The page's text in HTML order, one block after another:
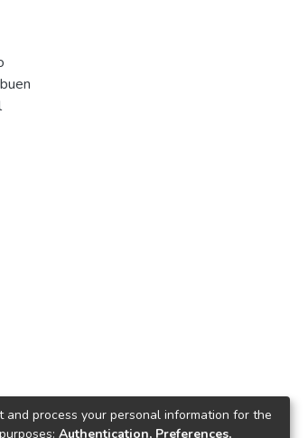
and process your personal information for the
Authentication, Preferences,